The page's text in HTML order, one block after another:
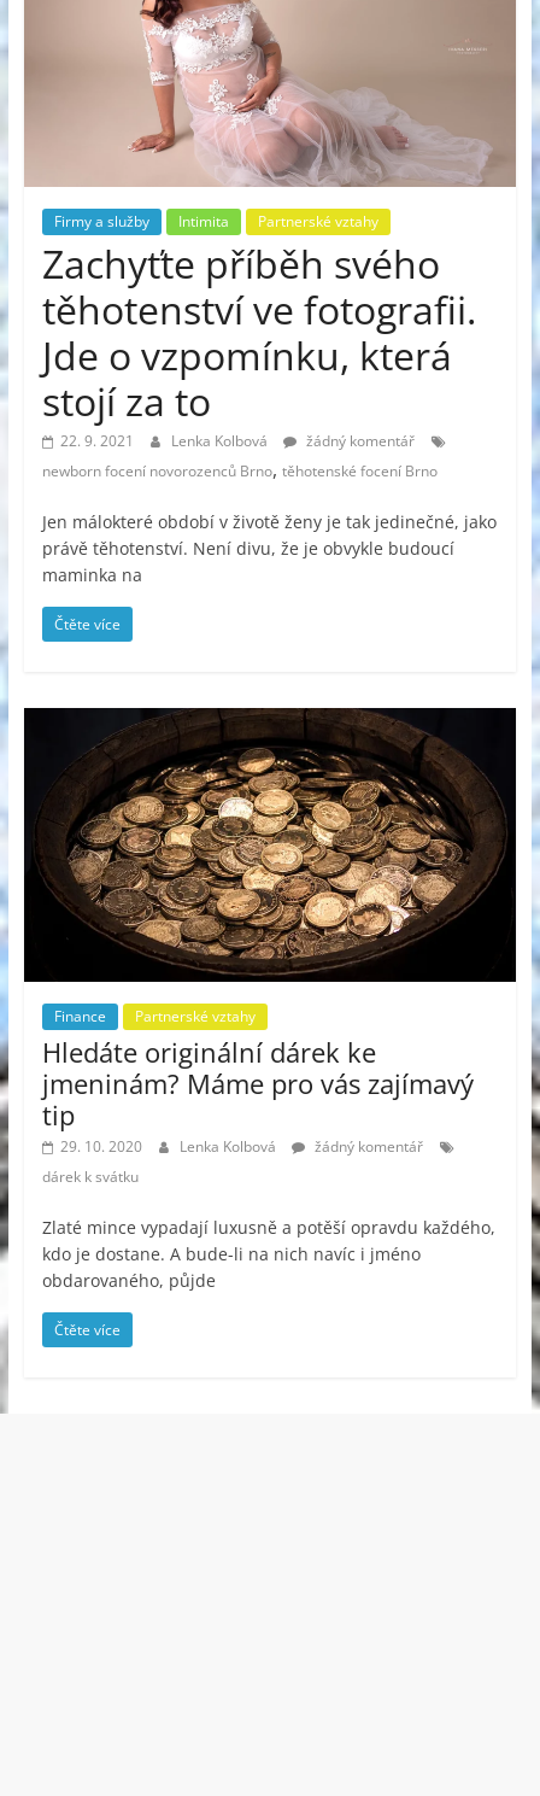
Firmy a služby Intimita Partnerské vztahy
Zachyťte příběh svého
těhotenství ve fotografii.
Jde o vzpomínku, která
stojí za to
22. 9. 2021 Lenka Kolbová
žádný komentář
newborn focení novorozenců Brno, těhotenské focení Brno
Jen málokteré období v životě ženy je tak jedinečné, jako
právě těhotenství. Není divu, že je obvykle budoucí
maminka na
Čtěte více
Finance Partnerské vztahy
Hledáte originální dárek ke
jmeninám? Máme pro vás zajímavý
tip
29. 10. 2020 Lenka Kolbová
žádný komentář
dárek k svátku
Zlaté mince vypadají luxusně a potěší opravdu každého,
kdo je dostane. A bude-li na nich navíc i jméno
obdarovaného, půjde
Čtěte více